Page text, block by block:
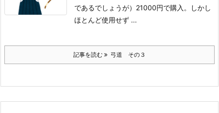
であるでしょうが）21000円で購入。しかし
ほとんど使用せず ...
記事を読む 弓道 その３